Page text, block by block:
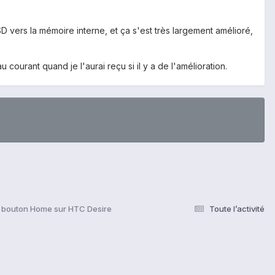
la mémoire interne, et ça s'est très largement amélioré,
courant quand je l'aurai reçu si il y a de l'amélioration.
Toute l’activité
Home sur HTC Desire